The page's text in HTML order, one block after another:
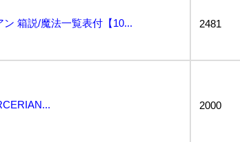
箱説/魔法一覧表付【10... 2481
2000